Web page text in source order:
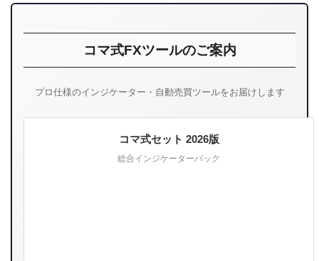
コマ式FXツールのご案内
プロ仕様のインジケーター・自動売買ツールをお届けします
コマ式セット 2026版
総合インジケーターパック